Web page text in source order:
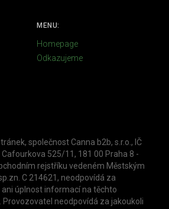
MENU:
Homepage
Odkazujeme
společnost Canna b2b, s.r.o., IČ
525/11, 181 00 Praha 8 -
rejstříku vedeném Městským
C 214621, neodpovídá za
úplnost informací na těchto
neodpovídá za jakoukoli